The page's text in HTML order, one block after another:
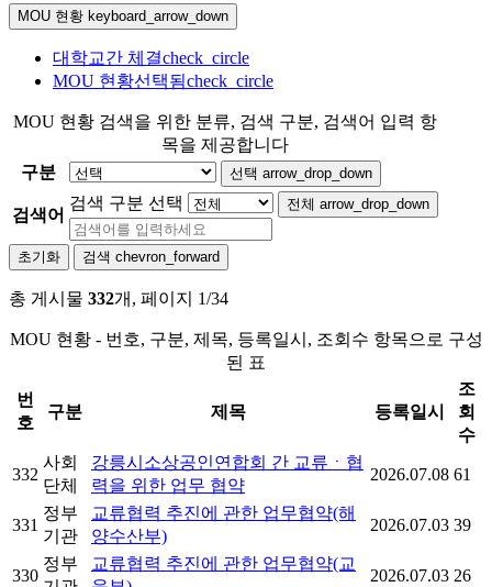
MOU 현황 keyboard_arrow_down
대학교간 체결check_circle
MOU 현황선택됨check_circle
MOU 현황 검색을 위한 분류, 검색 구분, 검색어 입력 항
목을 제공합니다
구분
선택 arrow_drop_down
검색어
검색 구분 선택 전체 arrow_drop_down
초기화 검색 chevron_forward
총 게시물 332개, 페이지 1/34
MOU 현황 - 번호, 구분, 제목, 등록일시, 조회수 항목으로 구성
된 표
번
호
구분 제목 등록일시
조
회
수
332
사회
단체
강릉시소상공인연합회 간 교류ㆍ협
력을 위한 업무 협약
2026.07.08 61
331
정부
기관
교류협력 추진에 관한 업무협약(해
양수산부)
2026.07.03 39
330
정부
교류협력 추진에 관한 업무협약(교
2026.07.03 26